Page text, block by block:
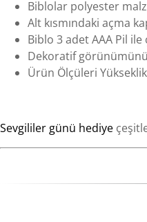
Biblolar polyester
Alt kısmındaki açma
Biblo 3 adet AAA Pil
Dekoratif
Ürün Ölçüleri
Sevgililer günü hediye